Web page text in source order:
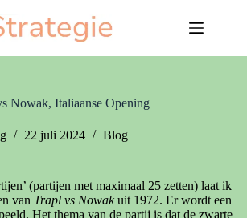
Nowak, Italiaanse Opening
22 juli 2024 Blog
(partijen met maximaal 25 zetten) laat ik
van Trapl vs Nowakuit 1972. Er wordt een
Het thema van de partij is dat de zwarte